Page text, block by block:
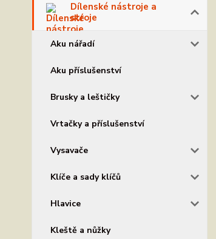
Dílenské nástroje a
stroje
Aku nářadí
Aku příslušenství
Brusky a leštičky
Vrtačky a příslušenství
Vysavače
Klíče a sady klíčů
Hlavice
Kleště a nůžky